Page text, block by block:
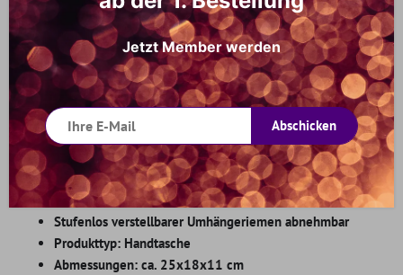
Farbe: Grau
Marke: MALIQUE BY ME
Material: PU-Leder, innen gefüttert
Hauptfach mit Reissverschluss + Innen: 1
Reissverschlussfach und 2 Steckfächer
Stufenlos verstellbarer Umhängeriemen abnehmbar
Produkttyp: Handtasche
Abmessungen: ca. 25x18x11 cm
Jetzt Member werden
Abschicken